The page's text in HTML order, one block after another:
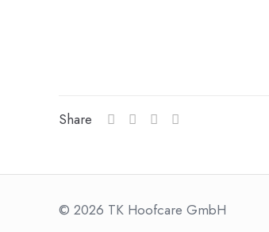
Share
© 2026 TK Hoofcare GmbH